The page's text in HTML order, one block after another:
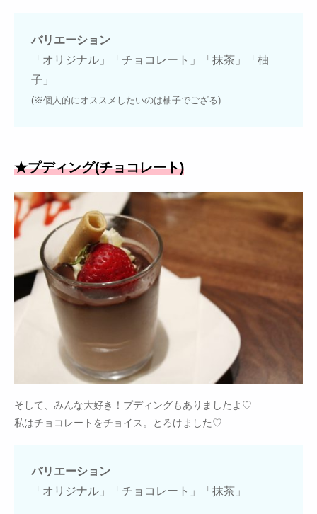
バリエーション
「オリジナル」「チョコレート」「抹茶」「柚
子」
(※個人的にオススメしたいのは柚子でござる)
★プディング(チョコレート)
そして、みんな大好き！プディングもありましたよ♡
私はチョコレートをチョイス。とろけました♡
バリエーション
「オリジナル」「チョコレート」「抹茶」